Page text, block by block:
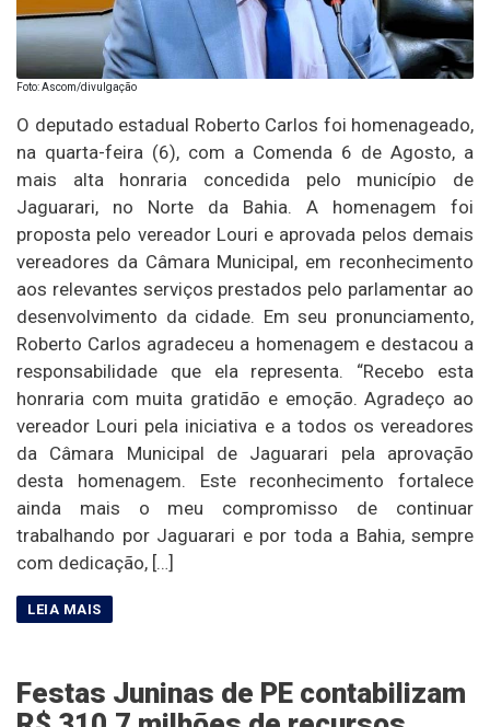
Foto: Ascom/divulgação
O deputado estadual Roberto Carlos foi homenageado,
na quarta-feira (6), com a Comenda 6 de Agosto, a
mais alta honraria concedida pelo município de
Jaguarari, no Norte da Bahia. A homenagem foi
proposta pelo vereador Louri e aprovada pelos demais
vereadores da Câmara Municipal, em reconhecimento
aos relevantes serviços prestados pelo parlamentar ao
desenvolvimento da cidade. Em seu pronunciamento,
Roberto Carlos agradeceu a homenagem e destacou a
responsabilidade que ela representa. “Recebo esta
honraria com muita gratidão e emoção. Agradeço ao
vereador Louri pela iniciativa e a todos os vereadores
da Câmara Municipal de Jaguarari pela aprovação
desta homenagem. Este reconhecimento fortalece
ainda mais o meu compromisso de continuar
trabalhando por Jaguarari e por toda a Bahia, sempre
com dedicação, […]
Festas Juninas de PE contabilizam